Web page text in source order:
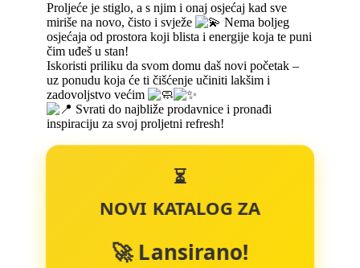
Proljeće je stiglo, a s njim i onaj osjećaj kad sve
miriše na novo, čisto i svježe
Nema boljeg
osjećaja od prostora koji blista i energije koja te puni
čim uđeš u stan!
Iskoristi priliku da svom domu daš novi početak –
uz ponudu koja će ti čišćenje učiniti lakšim i
zadovoljstvo većim
Svrati do najbliže prodavnice i pronađi
inspiraciju za svoj proljetni refresh!
⏳
NOVI KATALOG ZA
🚀 Lansirano!